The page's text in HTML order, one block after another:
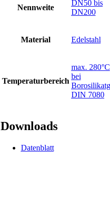
Nennweite
DN50 bis
DN200
Material Edelstahl
Temperaturbereich
max. 280°C
bei
DIN 7080
Downloads
Datenblatt